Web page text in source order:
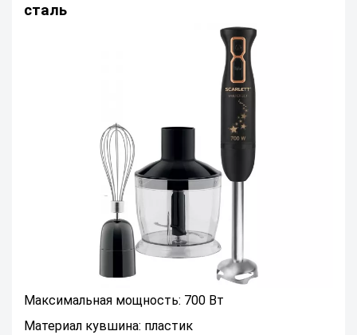
сталь
Максимальная мощность: 700 Вт
Материал кувшина: пластик